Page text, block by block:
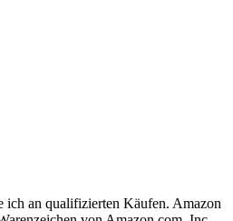
ich an qualifizierten Käufen. Amazon